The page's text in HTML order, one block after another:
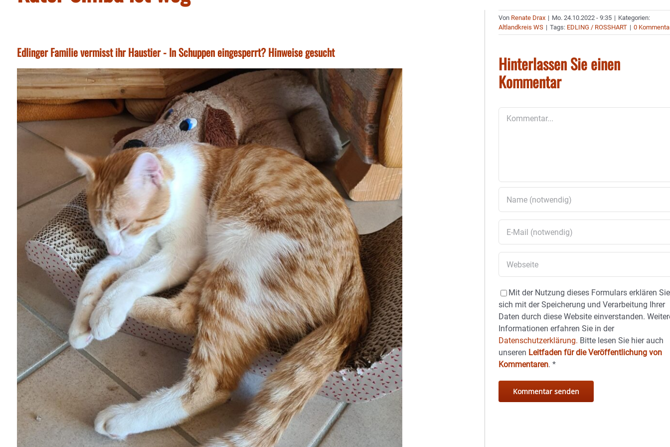
Edlinger Familie vermisst ihr Haustier - In Schuppen eingesperrt? Hinweise gesucht
Von Renate Drax | Mo. 24.10.2022 - 9:35 | Kategorien:
Altlandkreis WS | Tags: EDLING / ROSSHART | 0
Hinterlassen Sie einen
Kommentar
Mit der Nutzung dieses Formulars erklären Sie
sich mit der Speicherung und Verarbeitung Ihrer
Daten durch diese Website einverstanden.
Informationen erfahren Sie in der
Datenschutzerklärung. Bitte lesen Sie hier auch
unseren Leitfaden für die Veröffentlichung von
Kommentaren.*